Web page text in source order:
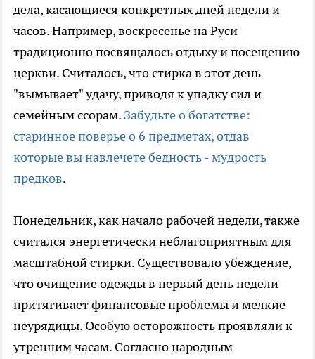
дела, касающиеся конкретных дней недели и
часов. Например, воскресенье на Руси
традиционно посвящалось отдыху и посещению
церкви. Считалось, что стирка в этот день
"вымывает" удачу, приводя к упадку сил и
семейным ссорам. Забудьте о богатстве:
старинное поверье о 6 предметах, отдав
которые вы навлечете бедность - мудрость
предков.
Понедельник, как начало рабочей недели, также
считался энергетически неблагоприятным для
масштабной стирки. Существовало убеждение,
что очищение одежды в первый день недели
притягивает финансовые проблемы и мелкие
неурядицы. Особую осторожность проявляли к
утренним часам. Согласно народным